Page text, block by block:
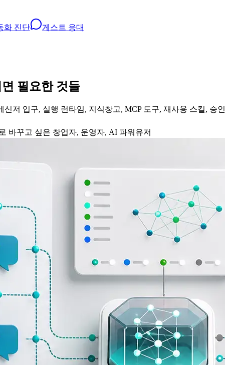
화 진단 게스트 응대
필요한 것들
저 입구, 실행 런타임, 지식창고, MCP 도구, 재사용 스킬, 승
바꾸고 싶은 창업자, 운영자, AI 파워유저